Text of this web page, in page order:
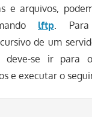
e arquivos,
lftp.
de um
deve-se ir para
e executar o